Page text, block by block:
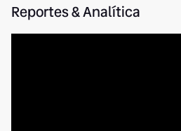
Reportes & Analítica